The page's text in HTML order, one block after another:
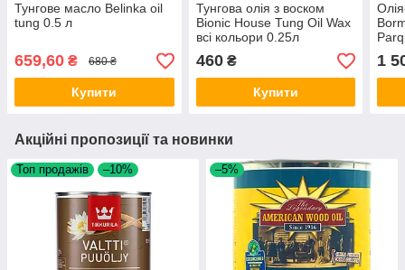
Тунгове масло Belinka oil
tung 0.5 л
659,60 ₴ 680 ₴
Купити
Тунгова олія з воском
Bionic House Tung Oil Wax
всі кольори 0.25л
460₴
Купити
1л
1
Акційні пропозиції та новинки
Топ продажів –10% –5%